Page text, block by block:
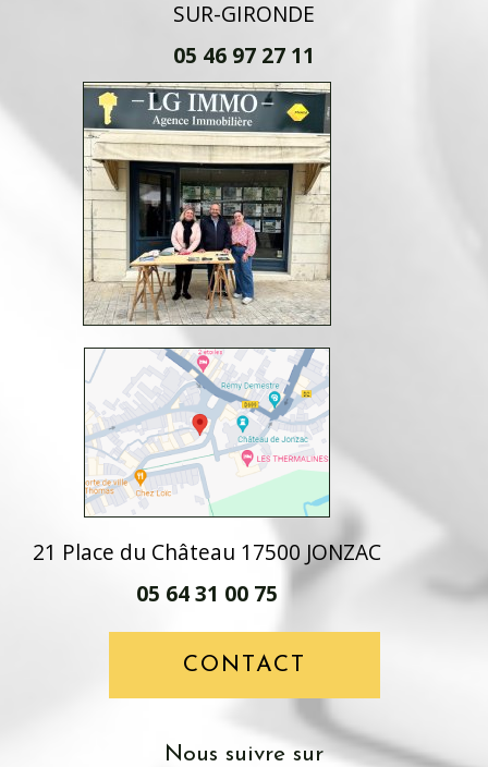
SUR-GIRONDE
05 46 97 27 11
21 Place du Château 17500 JONZAC
05 64 31 00 75
CONTACT
nous suivre sur